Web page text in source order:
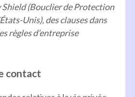
Shield (Bouclier de Protection
Unis), des clauses dans
règles d’entreprise
contact